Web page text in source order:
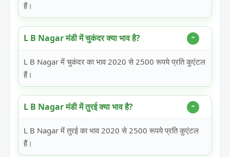
हैं।
L B Nagar मंडी में चुकंदर क्या भाव है?
L B Nagar में चुकंदर का भाव 2020 से 2500 रूपये प्रति कुएंटल
हैं।
L B Nagar मंडी में तुरई क्या भाव है?
L B Nagar में तुरई का भाव 2020 से 2500 रूपये प्रति कुएंटल
हैं।